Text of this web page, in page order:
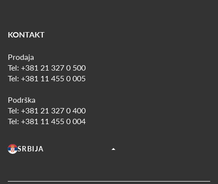
KONTAKT
Prodaja
Tel: +381 21 327 0 500
Tel: +381 11 455 0 005
Podrška
Tel: +381 21 327 0 400
Tel: +381 11 455 0 004
SRBIJA